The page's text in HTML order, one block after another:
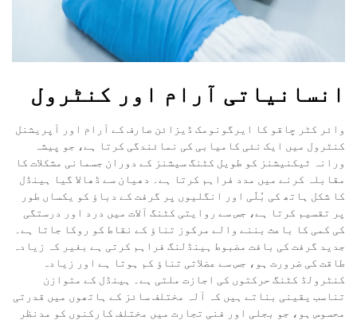
انسانیاتی آرام اور کنٹرول
وائر کٹر چاقو کا ایرگونومک ڈیزائن صارف کے آرام اور آپریشنل
کنٹرول میں ایک نئی کامیابی کی نمائندگی کرتا ہے، جو پیشہ
ورانہ ٹیکنیشنز کو طویل کٹنگ سیشنز کے دوران جسمانی مشکلات کا
مقابلہ کرنے میں مدد فراہم کرتا ہے۔ دھیان سے ڈھالا گیا ہینڈل
کا شکل ہاتھ کی بُلّی اور انگلیوں پر گرفت کے دباؤ کو یکساں طور
پر تقسیم کرتا ہے، جس سے روایتی کٹنگ آلات میں درد اور درستگی
کی کمی کا باعث بننے والے مرکوز تناؤ کے نقاط کو روکا جاتا ہے۔
جدید گرفت کی بافت مضبوط ہینڈلنگ فراہم کرتی ہے بغیر کہ زیادہ
طاقت کی ضرورت ہو، جس سے عضلاتی تناؤ کم ہوتا ہے اور زیادہ
کنٹرولڈ کٹنگ حرکتوں کی اجازت ملتی ہے۔ ہینڈل کے متوازن
تناسب یقینی بناتے ہیں کہ آلہ مختلف سائز کے ہاتھوں میں قدرتی
محسوس ہو، جو بجلی اور فنی تجارت میں مختلف کارکنوں کو مدنظر